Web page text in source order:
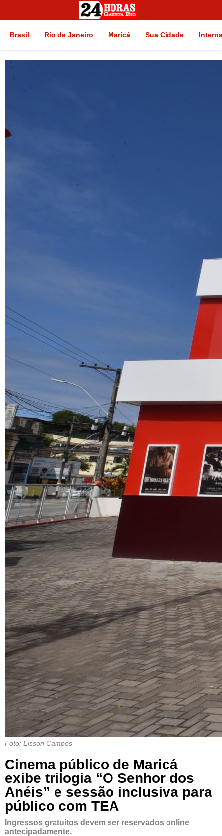
Brasil Rio de Janeiro Maricá Sua Cidade
Foto: Elsson Campos
Cinema público de Maricá
exibe trilogia “O Senhor dos
Anéis” e sessão inclusiva para
público com TEA
Ingressos gratuitos devem ser reservados online
antecipadamente.